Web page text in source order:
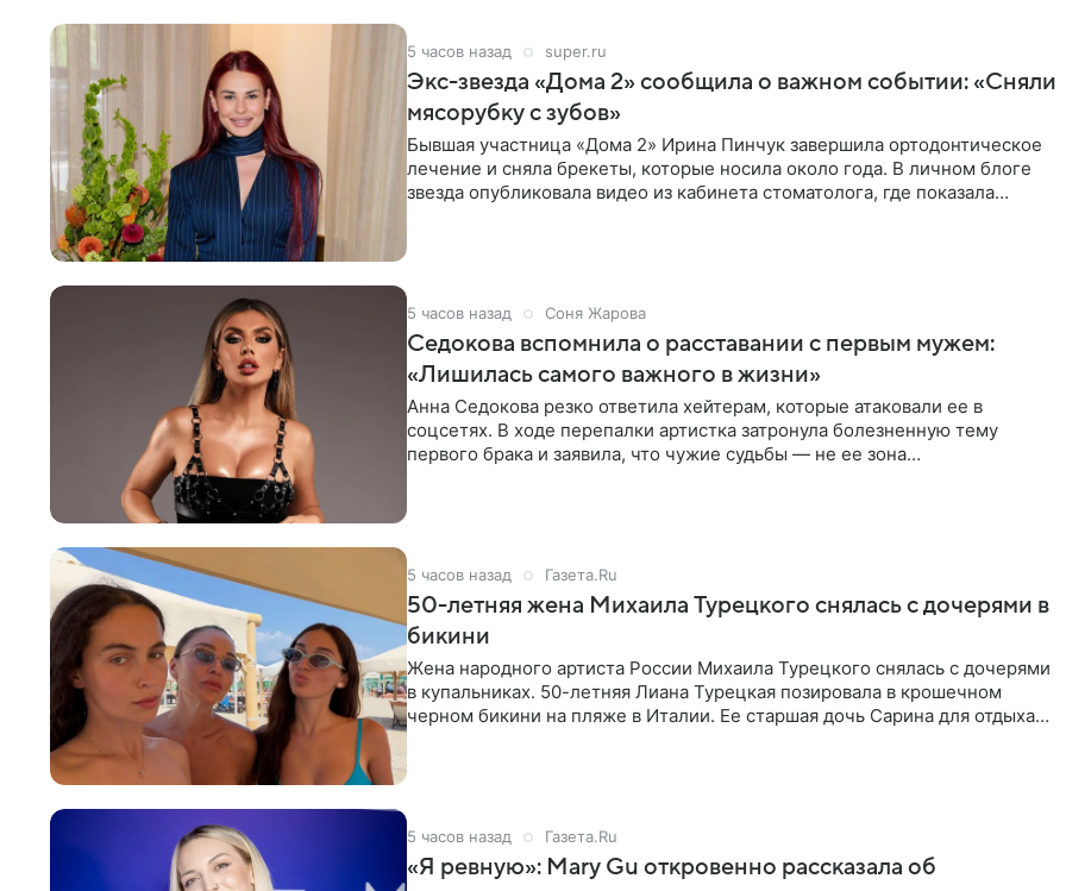
5 часов назад super.ru
Экс-звезда «Дома 2» сообщила о важном событии: «Сняли
мясорубку с зубов»
Бывшая участница «Дома 2» Ирина Пинчук завершила ортодонтическое
лечение и сняла брекеты, которые носила около года. В личном блоге
звезда опубликовала видео из кабинета стоматолога, где показала
5 часов назад Соня Жарова
Седокова вспомнила о расставании с первым мужем:
«Лишилась самого важного в жизни»
Анна Седокова резко ответила хейтерам, которые атаковали ее в
соцсетях. В ходе перепалки артистка затронула болезненную тему
первого брака и заявила, что чужие судьбы — не ее зона
5 часов назад Газета.Ru
50-летняя жена Михаила Турецкого снялась с дочерями в
бикини
Жена народного артиста России Михаила Турецкого снялась с дочерями
в купальниках. 50-летняя Лиана Турецкая позировала в крошечном
черном бикини на пляже в Италии. Ее старшая дочь Сарина для отдыха
5 часов назад Газета.Ru
«Я ревную»: Mary Gu откровенно рассказала об